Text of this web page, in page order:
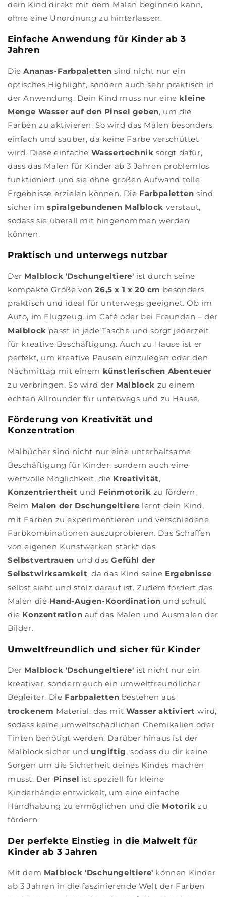
dein Kind direkt mit dem Malen beginnen kann,
ohne eine Unordnung zu hinterlassen.
Einfache Anwendung für Kinder ab 3
Jahren
DieAnanas-Farbpaletten sind nicht nur ein
optisches Highlight, sondern auch sehr praktisch in
der Anwendung. Dein Kind muss nur eine kleine
Menge Wasser auf den Pinsel geben, um die
Farben zu aktivieren. So wird das Malen besonders
einfach und sauber, da keine Farbe verschüttet
wird. Diese einfache Wassertechnik sorgt dafür,
dass das Malen für Kinder ab 3 Jahren problemlos
funktioniert und sie ohne großen Aufwand tolle
Ergebnisse erzielen können. Die Farbpaletten sind
sicher im spiralgebundenen Malblock verstaut,
sodass sie überall mit hingenommen werden
können.
Praktisch und unterwegs nutzbar
Der Malblock 'Dschungeltiere' ist durch seine
kompakte Größe von26,5 x 1 x 20 cm besonders
praktisch und ideal für unterwegs geeignet. Ob im
Auto, im Flugzeug, im Café oder bei Freunden – der
Malblock passt in jede Tasche und sorgt jederzeit
für kreative Beschäftigung. Auch zu Hause ist er
perfekt, um kreative Pausen einzulegen oder den
Nachmittag mit einem künstlerischen Abenteuer
zu verbringen. So wird der Malblock zu einem
echten Allrounder für unterwegs und zu Hause.
Förderung von Kreativität und
Konzentration
Malbücher sind nicht nur eine unterhaltsame
Beschäftigung für Kinder, sondern auch eine
wertvolle Möglichkeit, die Kreativität,
Konzentriertheit und Feinmotorik zu fördern.
Beim Malen der Dschungeltiere lernt dein Kind,
mit Farben zu experimentieren und verschiedene
Farbkombinationen auszuprobieren. Das Schaffen
von eigenen Kunstwerken stärkt das
Selbstvertrauen und dasGefühl der
Selbstwirksamkeit, da das Kind seine Ergebnisse
selbst sieht und stolz darauf ist. Zudem fördert das
Malen die Hand-Augen-Koordination und schult
die Konzentration auf das Malen und Ausmalen der
Bilder.
Umweltfreundlich und sicher für Kinder
Der Malblock 'Dschungeltiere' ist nicht nur ein
kreativer, sondern auch ein umweltfreundlicher
Begleiter. Die Farbpaletten bestehen aus
trockenem Material, das mit Wasser aktiviert wird,
sodass keine umweltschädlichen Chemikalien oder
Tinten benötigt werden. Darüber hinaus ist der
Malblock sicher und ungiftig, sodass du dir keine
Sorgen um die Sicherheit deines Kindes machen
musst. Der Pinsel ist speziell für kleine
Kinderhände entwickelt, um eine einfache
Handhabung zu ermöglichen und die Motorik zu
fördern.
Der perfekte Einstieg in die Malwelt für
Kinder ab 3 Jahren
Mit dem Malblock 'Dschungeltiere' können Kinder
ab 3 Jahren in die faszinierende Welt der Farben